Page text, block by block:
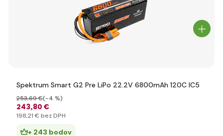
Spektrum Smart G2 Pre LiPo 22.2V 6800mAh 120C IC5
243,80 €
253,69 €(-4 %)
198,21 € bez DPH
+ 243 bodov